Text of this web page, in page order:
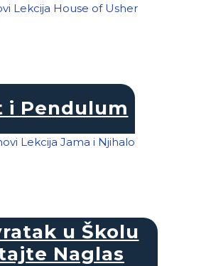
i Pendulum
u Školu
Naglas